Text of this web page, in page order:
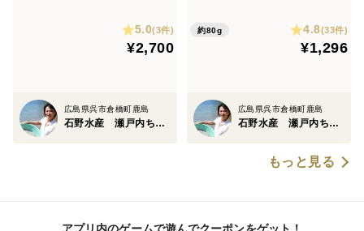
原料まで明確なこんなものはない！
食べたらわかる良いものは
身体が喜ぶ。
いしさ広がる500ｇ賞味期限
６０日冷凍保管OK 【最大7
5.0(3件)
¥2,700
広島県呉市倉橋町鹿島
石野水産 瀬戸内ちりめん ひじき
約80g 4.8(33件)
¥1,296
広島県呉市倉橋町鹿島
石野水産 瀬戸内ちりめん ひじき
もっと見る